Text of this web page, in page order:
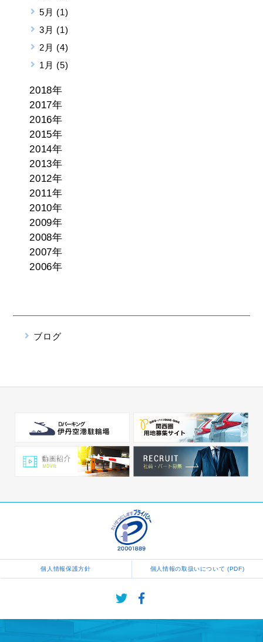
5月 (1)
3月 (1)
2月 (4)
1月 (5)
2018年
2017年
2016年
2015年
2014年
2013年
2012年
2011年
2010年
2009年
2008年
2007年
2006年
ブログ
個人情報保護方針 個人情報の取扱いについて (PDF)